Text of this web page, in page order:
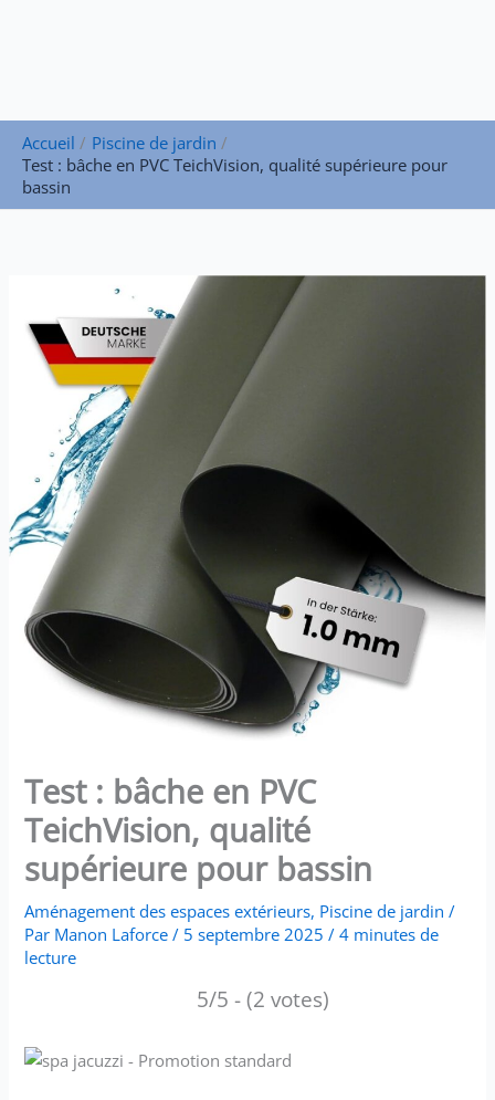
Accueil
Piscine de jardin
Test : bâche en PVC TeichVision, qualité supérieure pour
bassin
Test : bâche en PVC
TeichVision, qualité
supérieure pour bassin
Aménagement des espaces extérieurs, Piscine de jardin /
Par Manon Laforce/ 5 septembre 2025/4 minutes de
lecture
5/5 - (2 votes)